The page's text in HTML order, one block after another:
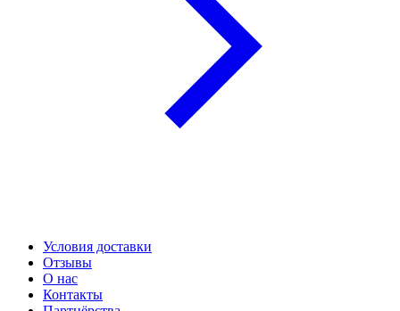
Условия доставки
Отзывы
О нас
Контакты